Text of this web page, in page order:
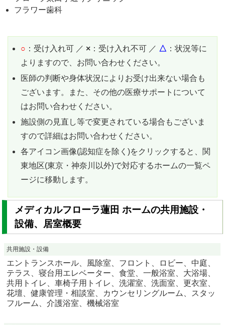
フラワー歯科
○ ：受け入れ可 ／ × ：受け入れ不可 ／ △ ：状況等に
よりますので、お問い合わせください。
医師の判断や身体状況によりお受け出来ない場合も
ございます。また、その他の医療サポートについて
はお問い合わせください。
施設側の見直し等で変更されている場合もございま
すので詳細はお問い合わせください。
各アイコン画像(認知症を除く)をクリックすると、関
東地区(東京・神奈川以外)で対応するホームの一覧ペ
ージに移動します。
メディカルフローラ蓮田 ホームの共用施設・
設備、居室概要
共用施設・設備
エントランスホール、風除室、フロント、ロビー、中庭、
テラス、寝台用エレベーター、食堂、一般浴室、大浴場、
共用トイレ、車椅子用トイレ、洗濯室、洗面室、更衣室、
花壇、健康管理・相談室、カウンセリングルーム、スタッ
フルーム、介護浴室、機械浴室